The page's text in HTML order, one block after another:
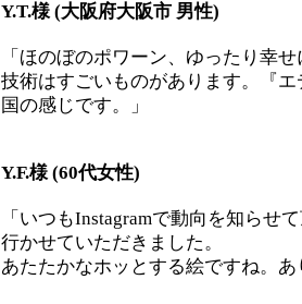
Y.T.様 (大阪府大阪市 男性)
「ほのぼのポワーン、ゆったり幸
技術はすごいものがあります。『
国の感じです。」
Y.F.様 (60代女性)
「いつもInstagramで動向を知らせ
行かせていただきました。
あたたかなホッとする絵ですね。